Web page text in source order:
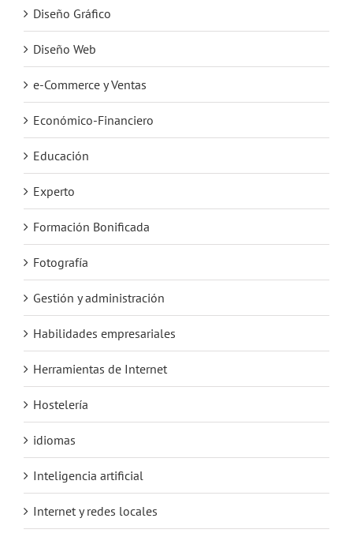
Diseño Gráfico
Diseño Web
e-Commerce y Ventas
Económico-Financiero
Educación
Experto
Formación Bonificada
Fotografía
Gestión y administración
Habilidades empresariales
Herramientas de Internet
Hostelería
idiomas
Inteligencia artificial
Internet y redes locales